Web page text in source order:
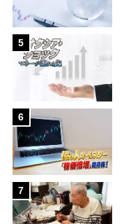
5
6
7